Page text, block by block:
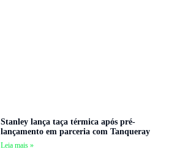
Stanley lança taça térmica após pré-
lançamento em parceria com Tanqueray
Leia mais »